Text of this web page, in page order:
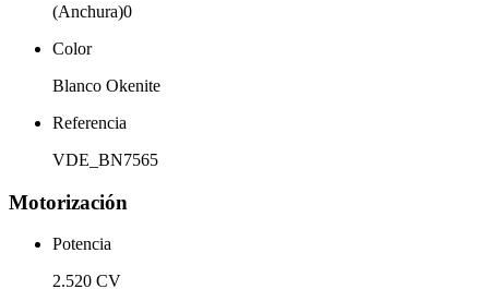
(Anchura)0
Color
Blanco Okenite
Referencia
VDE_BN7565
Motorización
Potencia
2.520 CV